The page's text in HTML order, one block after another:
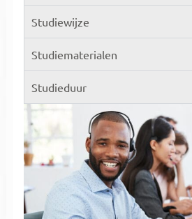
Studiewijze
Studiematerialen
Studieduur